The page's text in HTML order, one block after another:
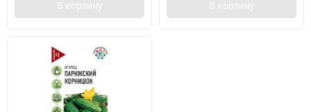
В корзину В корзину